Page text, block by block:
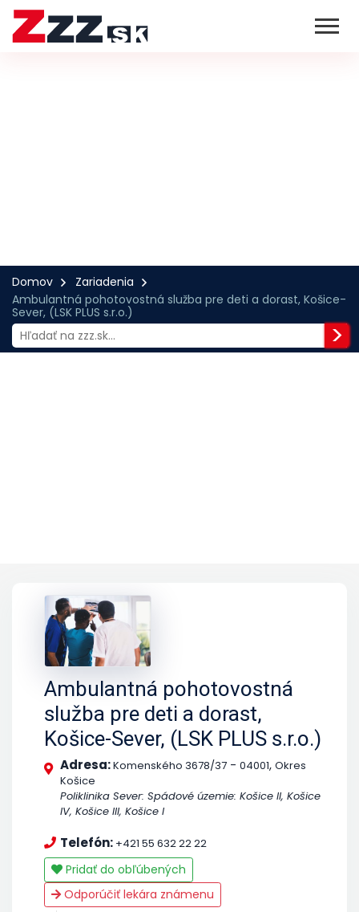
Domov
Zariadenia
Ambulantná pohotovostná služba pre deti a dorast, Košice-
Sever, (LSK PLUS s.r.o.)
Ambulantná pohotovostná
služba pre deti a dorast,
Košice-Sever, (LSK PLUS s.r.o.)
Adresa:Komenského 3678/37 - 04001, Okres
Košice
Poliklinika Sever: Spádové územie: Košice II, Košice
IV, Košice III, Košice I
Telefón: +421 55 632 22 22
Pridať do obľúbených
Odporúčiť lekára známenu